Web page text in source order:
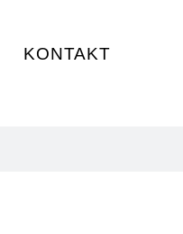
KONTAKT